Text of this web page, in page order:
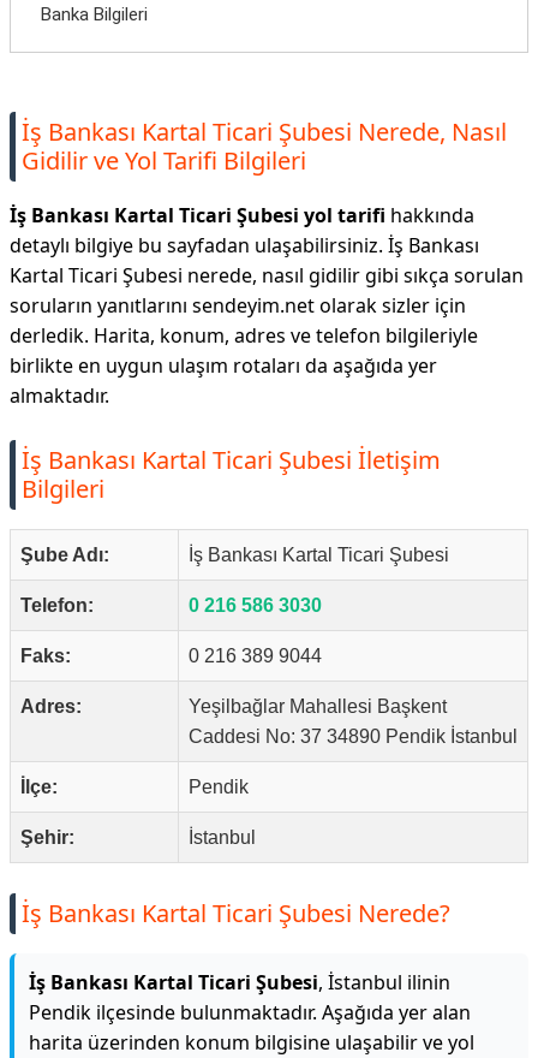
Banka Bilgileri
İş Bankası Kartal Ticari Şubesi Nerede, Nasıl
Gidilir ve Yol Tarifi Bilgileri
İş Bankası Kartal Ticari Şubesi yol tarifi hakkında
detaylı bilgiye bu sayfadan ulaşabilirsiniz. İş Bankası
Kartal Ticari Şubesi nerede, nasıl gidilir gibi sıkça sorulan
soruların yanıtlarını sendeyim.net olarak sizler için
derledik. Harita, konum, adres ve telefon bilgileriyle
birlikte en uygun ulaşım rotaları da aşağıda yer
almaktadır.
İş Bankası Kartal Ticari Şubesi İletişim
Bilgileri
Şube Adı: İş Bankası Kartal Ticari Şubesi
Telefon: 0 216 586 3030
Faks: 0 216 389 9044
Adres:
Yeşilbağlar Mahallesi Başkent
Caddesi No: 37 34890 Pendik İstanbul
İlçe: Pendik
Şehir: İstanbul
İş Bankası Kartal Ticari Şubesi Nerede?
İş Bankası Kartal Ticari Şubesi, İstanbul ilinin
Pendik ilçesinde bulunmaktadır. Aşağıda yer alan
harita üzerinden konum bilgisine ulaşabilir ve yol